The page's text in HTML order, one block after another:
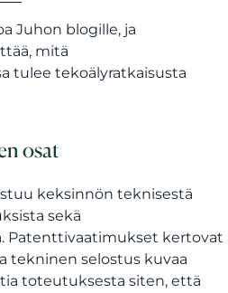
Juhon blogille, ja
mitä
tulee tekoälyratkaisusta
osat
keksinnön teknisestä
sekä
Patenttivaatimukset kertovat
tekninen selostus kuvaa
toteutuksesta siten, että